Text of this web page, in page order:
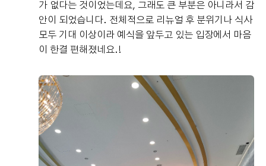
가 없다는 것이었는데요, 그래도 큰 부분은 아니라서 감
안이 되었습니다. 전체적으로 리뉴얼 후 분위기나 식사
모두 기대 이상이라 예식을 앞두고 있는 입장에서 마음
이 한결 편해졌네요.!